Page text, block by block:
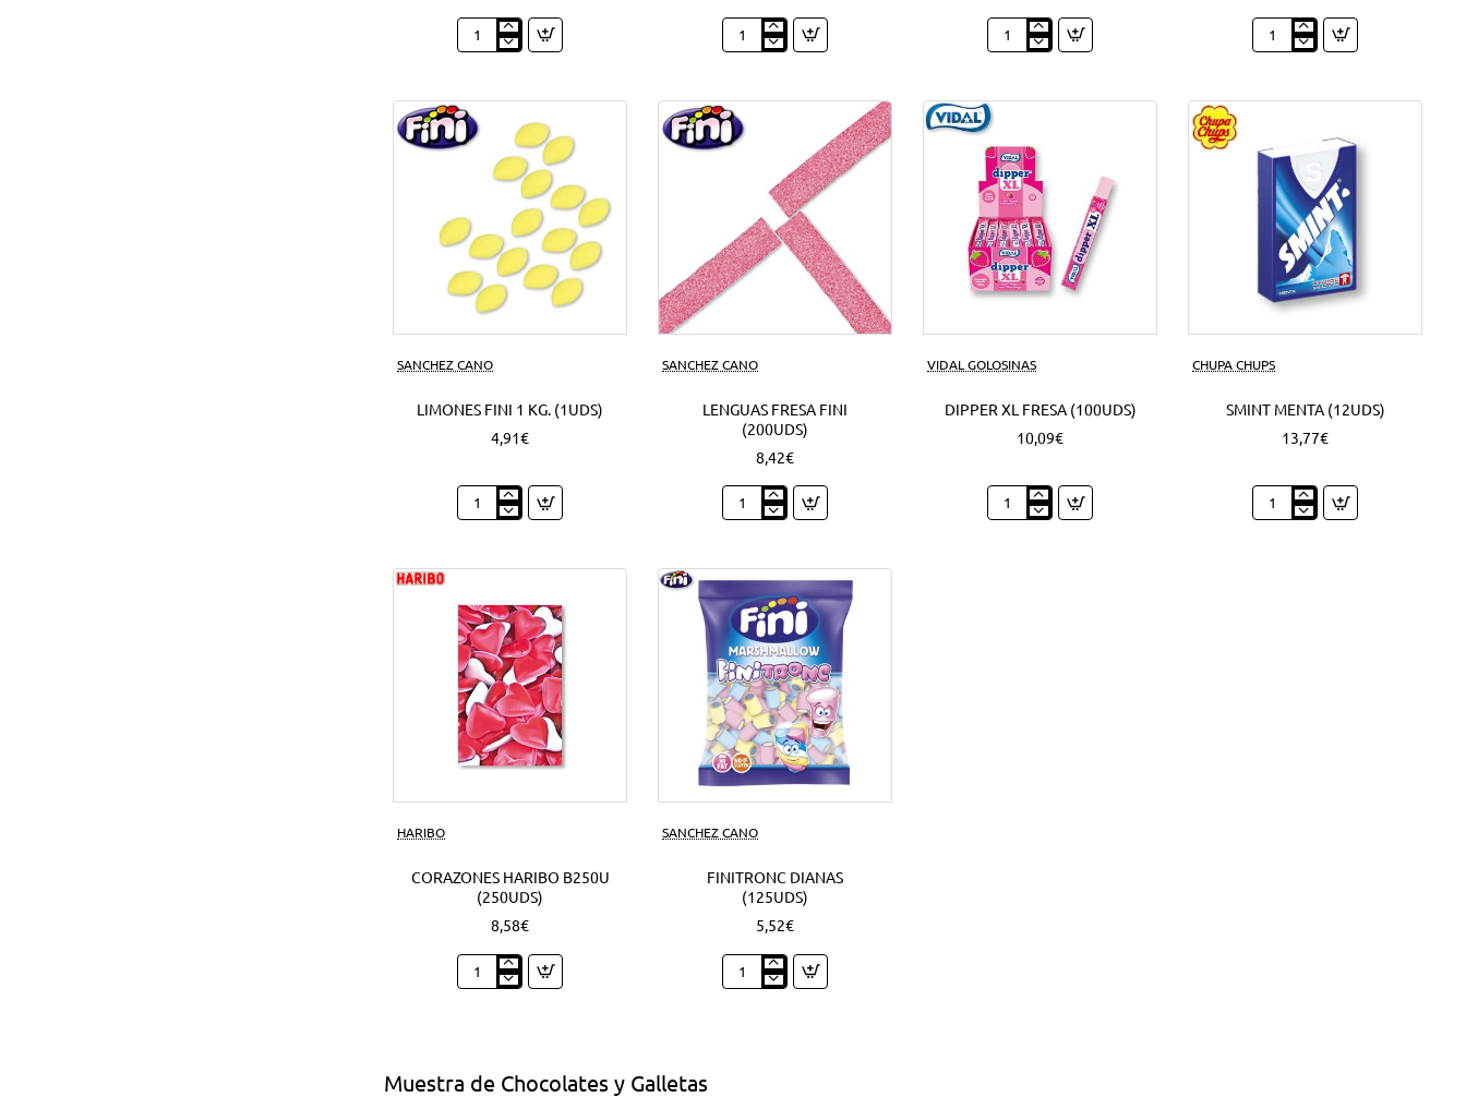
Orbit
Hierbabuena
Werther's
Original
1
Kg.
(1Uds)
Algodón
azúcar
Grs.
(6Uds)
Escalofrios
(150Uds)
SANCHEZ CANO
LIMONES FINI 1 KG. (1UDS)
4,91€
Limones
SANCHEZ CANO
LENGUAS FRESA FINI
(200UDS)
8,42€
Lenguas
VIDAL GOLOSINAS
DIPPER XL FRESA (100UDS)
10,09€
Dipper
CHUPA CHUPS
SMINT MENTA (12UDS)
13,77€
Smint
HARIBO
CORAZONES HARIBO B250U
(250UDS)
8,58€
Corazones
Haribo
SANCHEZ CANO
FINITRONC DIANAS
(125UDS)
5,52€
Finitronc
Dianas
Muestra de Chocolates y Galletas